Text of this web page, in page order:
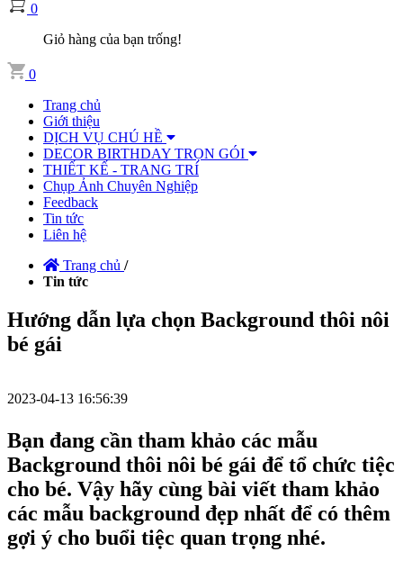
0
Giỏ hàng của bạn trống!
0
Trang chủ
Giới thiệu
DỊCH VỤ CHÚ HỀ
DECOR BIRTHDAY TRỌN GÓI
THIẾT KẾ - TRANG TRÍ
Chụp Ảnh Chuyên Nghiệp
Feedback
Tin tức
Liên hệ
Trang chủ /
Tin tức
Hướng dẫn lựa chọn Background thôi nôi
bé gái
2023-04-13 16:56:39
Bạn đang cần tham khảo các mẫu
Background thôi nôi bé gái để tổ chức tiệc
cho bé. Vậy hãy cùng bài viết tham khảo
các mẫu background đẹp nhất để có thêm
gợi ý cho buổi tiệc quan trọng nhé.